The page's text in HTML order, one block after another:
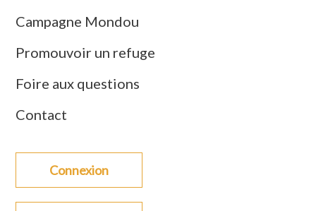
Campagne Mondou
Promouvoir un refuge
Foire aux questions
Contact
Connexion